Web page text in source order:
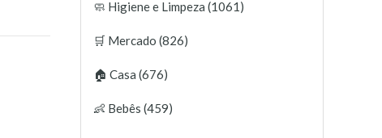
🧼 Higiene e Limpeza (1061)
🛒 Mercado (826)
🏠 Casa (676)
👶 Bebês (459)